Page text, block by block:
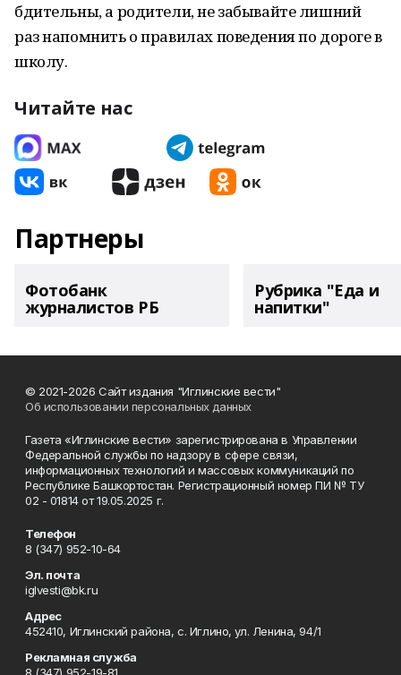
бдительны, а родители, не забывайте лишний
раз напомнить о правилах поведения по дороге в
школу.
Читайте нас
Партнеры
Фотобанк
журналистов РБ
Рубрика "Еда и
напитки"
© 2021-2026 Сайт издания "Иглинские вести"
Об использовании персональных данных
Газета «Иглинские вести» зарегистрирована в Управлении
Федеральной службы по надзору в сфере связи,
информационных технологий и массовых коммуникаций по
Республике Башкортостан. Регистрационный номер ПИ № ТУ
02 - 01814 от 19.05.2025 г.
Телефон
8 (347) 952-10-64
Эл. почта
iglvesti@bk.ru
Адрес
452410, Иглинский района, с. Иглино, ул. Ленина, 94/1
Рекламная служба